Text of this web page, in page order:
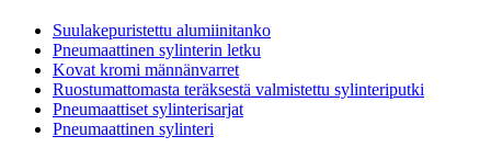
Suulakepuristettu alumiinitanko
Pneumaattinen sylinterin letku
Kovat kromi männänvarret
Ruostumattomasta teräksestä valmistettu sylinteriputki
Pneumaattiset sylinterisarjat
Pneumaattinen sylinteri